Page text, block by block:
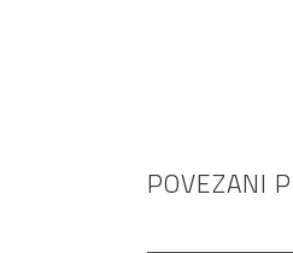
POVEZANI